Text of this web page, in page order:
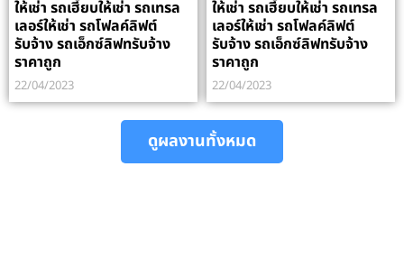
ให้เช่า รถเฮี้ยบให้เช่า รถเทรล
เลอร์ให้เช่า รถโฟลค์ลิฟต์
รับจ้าง รถเอ็กซ์ลิฟทรับจ้าง
ราคาถูก
22/04/2023
ให้เช่า รถเฮี้ยบให้เช่า รถเทรล
เลอร์ให้เช่า รถโฟลค์ลิฟต์
รับจ้าง รถเอ็กซ์ลิฟทรับจ้าง
ราคาถูก
22/04/2023
ดูผลงานทั้งหมด